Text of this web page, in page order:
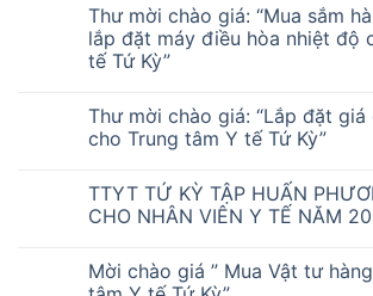
Thư mời chào giá: “Mua sắm
lắp đặt máy điều hòa nhiệt độ
tế Tứ Kỳ”
Thư mời chào giá: “Lắp đặt
cho Trung tâm Y tế Tứ Kỳ”
TTYT TỨ KỲ TẬP HUẤN
CHO NHÂN VIÊN Y TẾ NĂM
Mời chào giá ” Mua Vật tư